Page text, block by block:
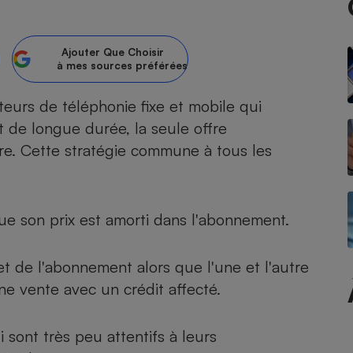
Ajouter Que Choisir
à mes sources préférées
de téléphonie fixe et mobile qui
de longue durée, la seule offre
Cette stratégie commune à tous les
son prix est amorti dans l'abonnement.
de l'abonnement alors que l'une et l'autre
vente avec un crédit affecté.
sont très peu attentifs à leurs
Circuits courts et
alimentation locale
sèche-linge
congélateur
photovoltaïques
smartphone
nettoyeur haute
mutuelle
des devis d’opticiens
santé
Obsèques - Pompes
funèbres
Puériculture - Produit
pour bébé